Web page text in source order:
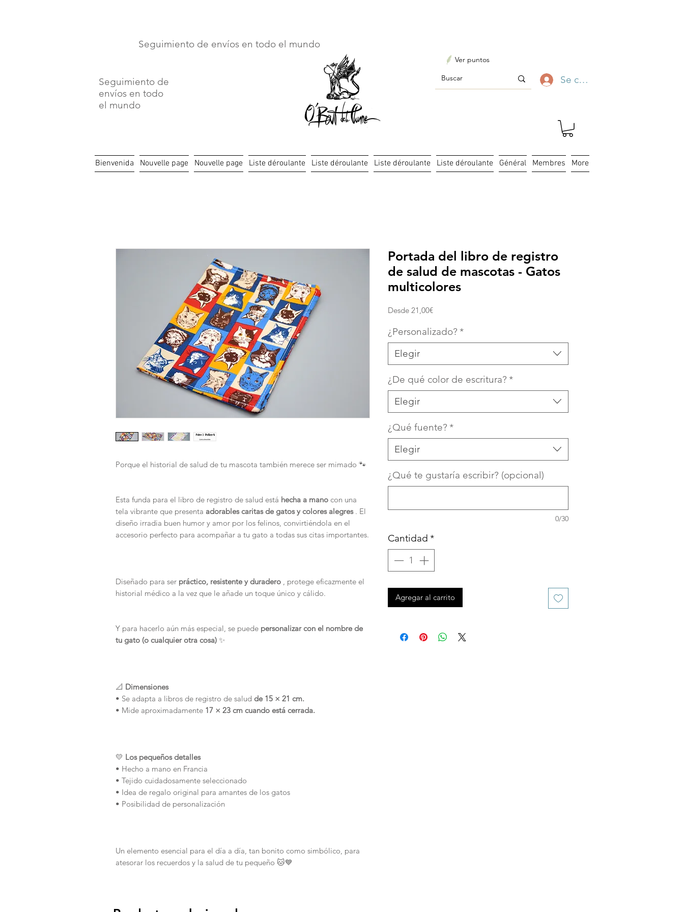
Seguimiento de envíos en todo el mundo
Seguimiento de
envíos en todo
el mundo
Ver puntos
Se connecter
Bienvenida Nouvelle page Nouvelle page Liste déroulante Liste déroulante Liste déroulante Liste déroulante Général Membres More
Porque el historial de salud de tu mascota también merece ser mimado 🐾
Esta funda para el libro de registro de salud está hecha a mano con una
tela vibrante que presenta adorables caritas de gatos y colores alegres. El
diseño irradia buen humor y amor por los felinos, convirtiéndola en el
accesorio perfecto para acompañar a tu gato a todas sus citas importantes.
Diseñado para ser práctico, resistente y duradero , protege eficazmente el
historial médico a la vez que le añade un toque único y cálido.
Y para hacerlo aún más especial, se puede personalizar con el nombre de
tu gato (o cualquier otra cosa) ✨
📐 Dimensiones
• Se adapta a libros de registro de salud de 15 × 21 cm.
• Mide aproximadamente 17 × 23 cm cuando está cerrada.
💛 Los pequeños detalles
• Hecho a mano en Francia
• Tejido cuidadosamente seleccionado
• Idea de regalo original para amantes de los gatos
• Posibilidad de personalización
Un elemento esencial para el día a día, tan bonito como simbólico, para
atesorar los recuerdos y la salud de tu pequeño 🐱💙
Portada del libro de registro
de salud de mascotas - Gatos
multicolores
Desde 21,00€Precio
oferta
¿Personalizado? *
Elegir
¿De qué color de escritura? *
Elegir
¿Qué fuente? *
Elegir
¿Qué te gustaría escribir? (opcional)
0/30
Cantidad *
Agregar al carrito